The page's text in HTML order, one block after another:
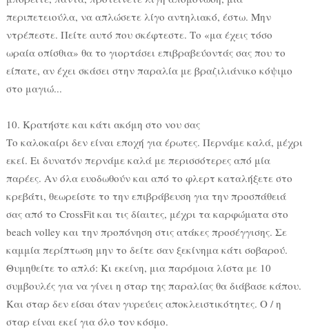
περιπετειούλα, να απλώσετε λίγο αντηλιακό, έστω. Μην
ντρέπεστε. Πείτε αυτό που σκέφτεστε. Το «μα έχεις τόσο
ωραία οπίσθια» θα το γιορτάσει επιβραβεύοντάς σας που το
είπατε, αν έχει σκάσει στην παραλία με βραζιλιάνικο κόψιμο
στο μαγιώ...
10. Κρατήστε και κάτι ακόμη στο νου σας
Το καλοκαίρι δεν είναι εποχή για έρωτες. Περνάμε καλά, μέχρι
εκεί. Ει δυνατόν περνάμε καλά με περισσότερες από μία
παρέες. Αν όλα ευοδωθούν και από το φλερτ καταλήξετε στο
κρεβάτι, θεωρείστε το την επιβράβευση για την προσπάθειά
σας από το CrossFit και τις δίαιτες, μέχρι τα καρφώματα στο
beach volley και την προπόνηση στις ατάκες προσέγγισης. Σε
καμμία περίπτωση μην το δείτε σαν ξεκίνημα κάτι σοβαρού.
Θυμηθείτε το απλό: Κι εκείνη, μια παρόμοια λίστα με 10
συμβουλές για να γίνει η σταρ της παραλίας θα διάβασε κάπου.
Και σταρ δεν είσαι όταν γυρεύεις αποκλειστικότητες. Ο / η
σταρ είναι εκεί για όλο τον κόσμο.